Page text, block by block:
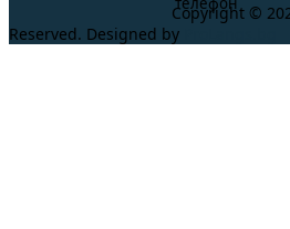
Copyright ©
Reserved. Designed by